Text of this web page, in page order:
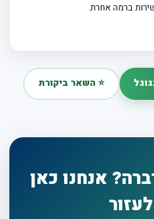
ברמה אחרת.
⭐ השאר ביקורת
אנחנו כאן
לעזור